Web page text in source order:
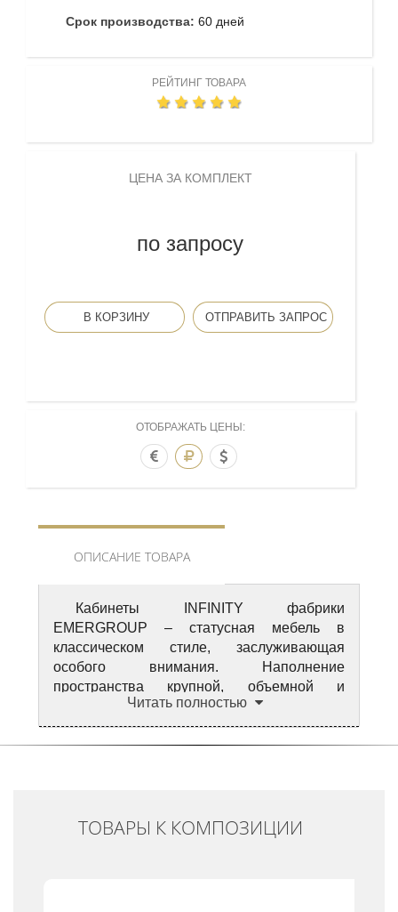
Срок производства: 60 дней
РЕЙТИНГ ТОВАРА
ЦЕНА ЗА КОМПЛЕКТ
по запросу
В КОРЗИНУ ОТПРАВИТЬ ЗАПРОС
ОТОБРАЖАТЬ ЦЕНЫ:
ОПИСАНИЕ ТОВАРА
Кабинеты INFINITY фабрики
EMERGROUP – статусная мебель в
классическом стиле, заслуживающая
особого внимания. Наполнение
пространства крупной, объемной и
добротной мебелью – важная черта
классического стиля. Гармония рождается
в интерьере тогда, когда объемы не спорят
натурального дерева, лакировки,
качественный текстиль, инкрустации,
Читать полностью
ТОВАРЫ К КОМПОЗИЦИИ